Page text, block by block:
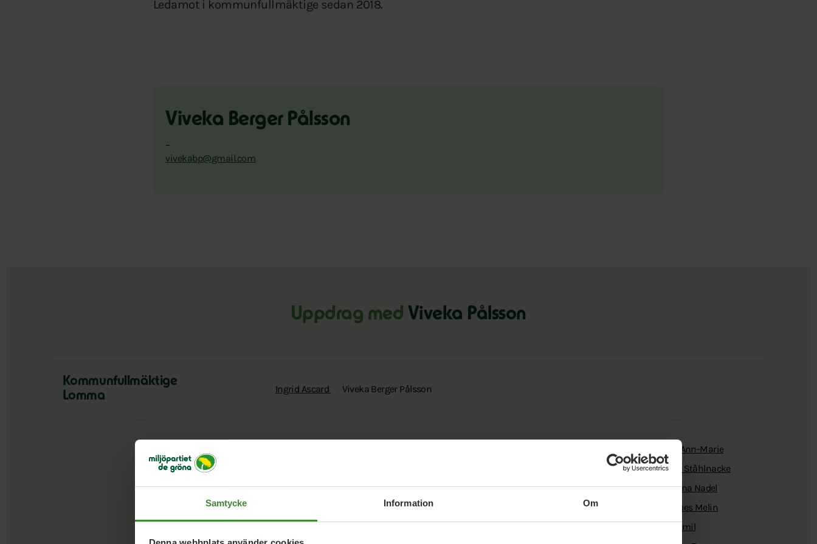
Samtycke Information Om
Ledamot i kommunfullmäktige sedan 2018.
Viveka Berger Pålsson
–
vivekabp@gmail.com
Uppdrag med Viveka Pålsson
Kommunfullmäktige
Lomma
Ingrid Ascard Viveka Berger Pålsson
Ann-Marie
Anna Pihlqvist
Anna Ståhlnacke
Anne-Marie Lindén
Annika Kruuse Bastian Uller Anvelid Besnik Nikqi
Birgitta Kuylenstierna Nadel
Carin Roos Caroline Hellström Christer E Nilsson
Claes Melin
Emil